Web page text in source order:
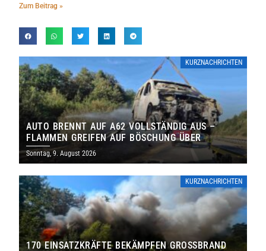
Zum Beitrag »
KURZNACHRICHTEN
AUTO BRENNT AUF A62 VOLLSTÄNDIG AUS –
FLAMMEN GREIFEN AUF BÖSCHUNG ÜBER
Sonntag, 9. August 2026
KURZNACHRICHTEN
170 EINSATZKRÄFTE BEKÄMPFEN GROSSBRAND B